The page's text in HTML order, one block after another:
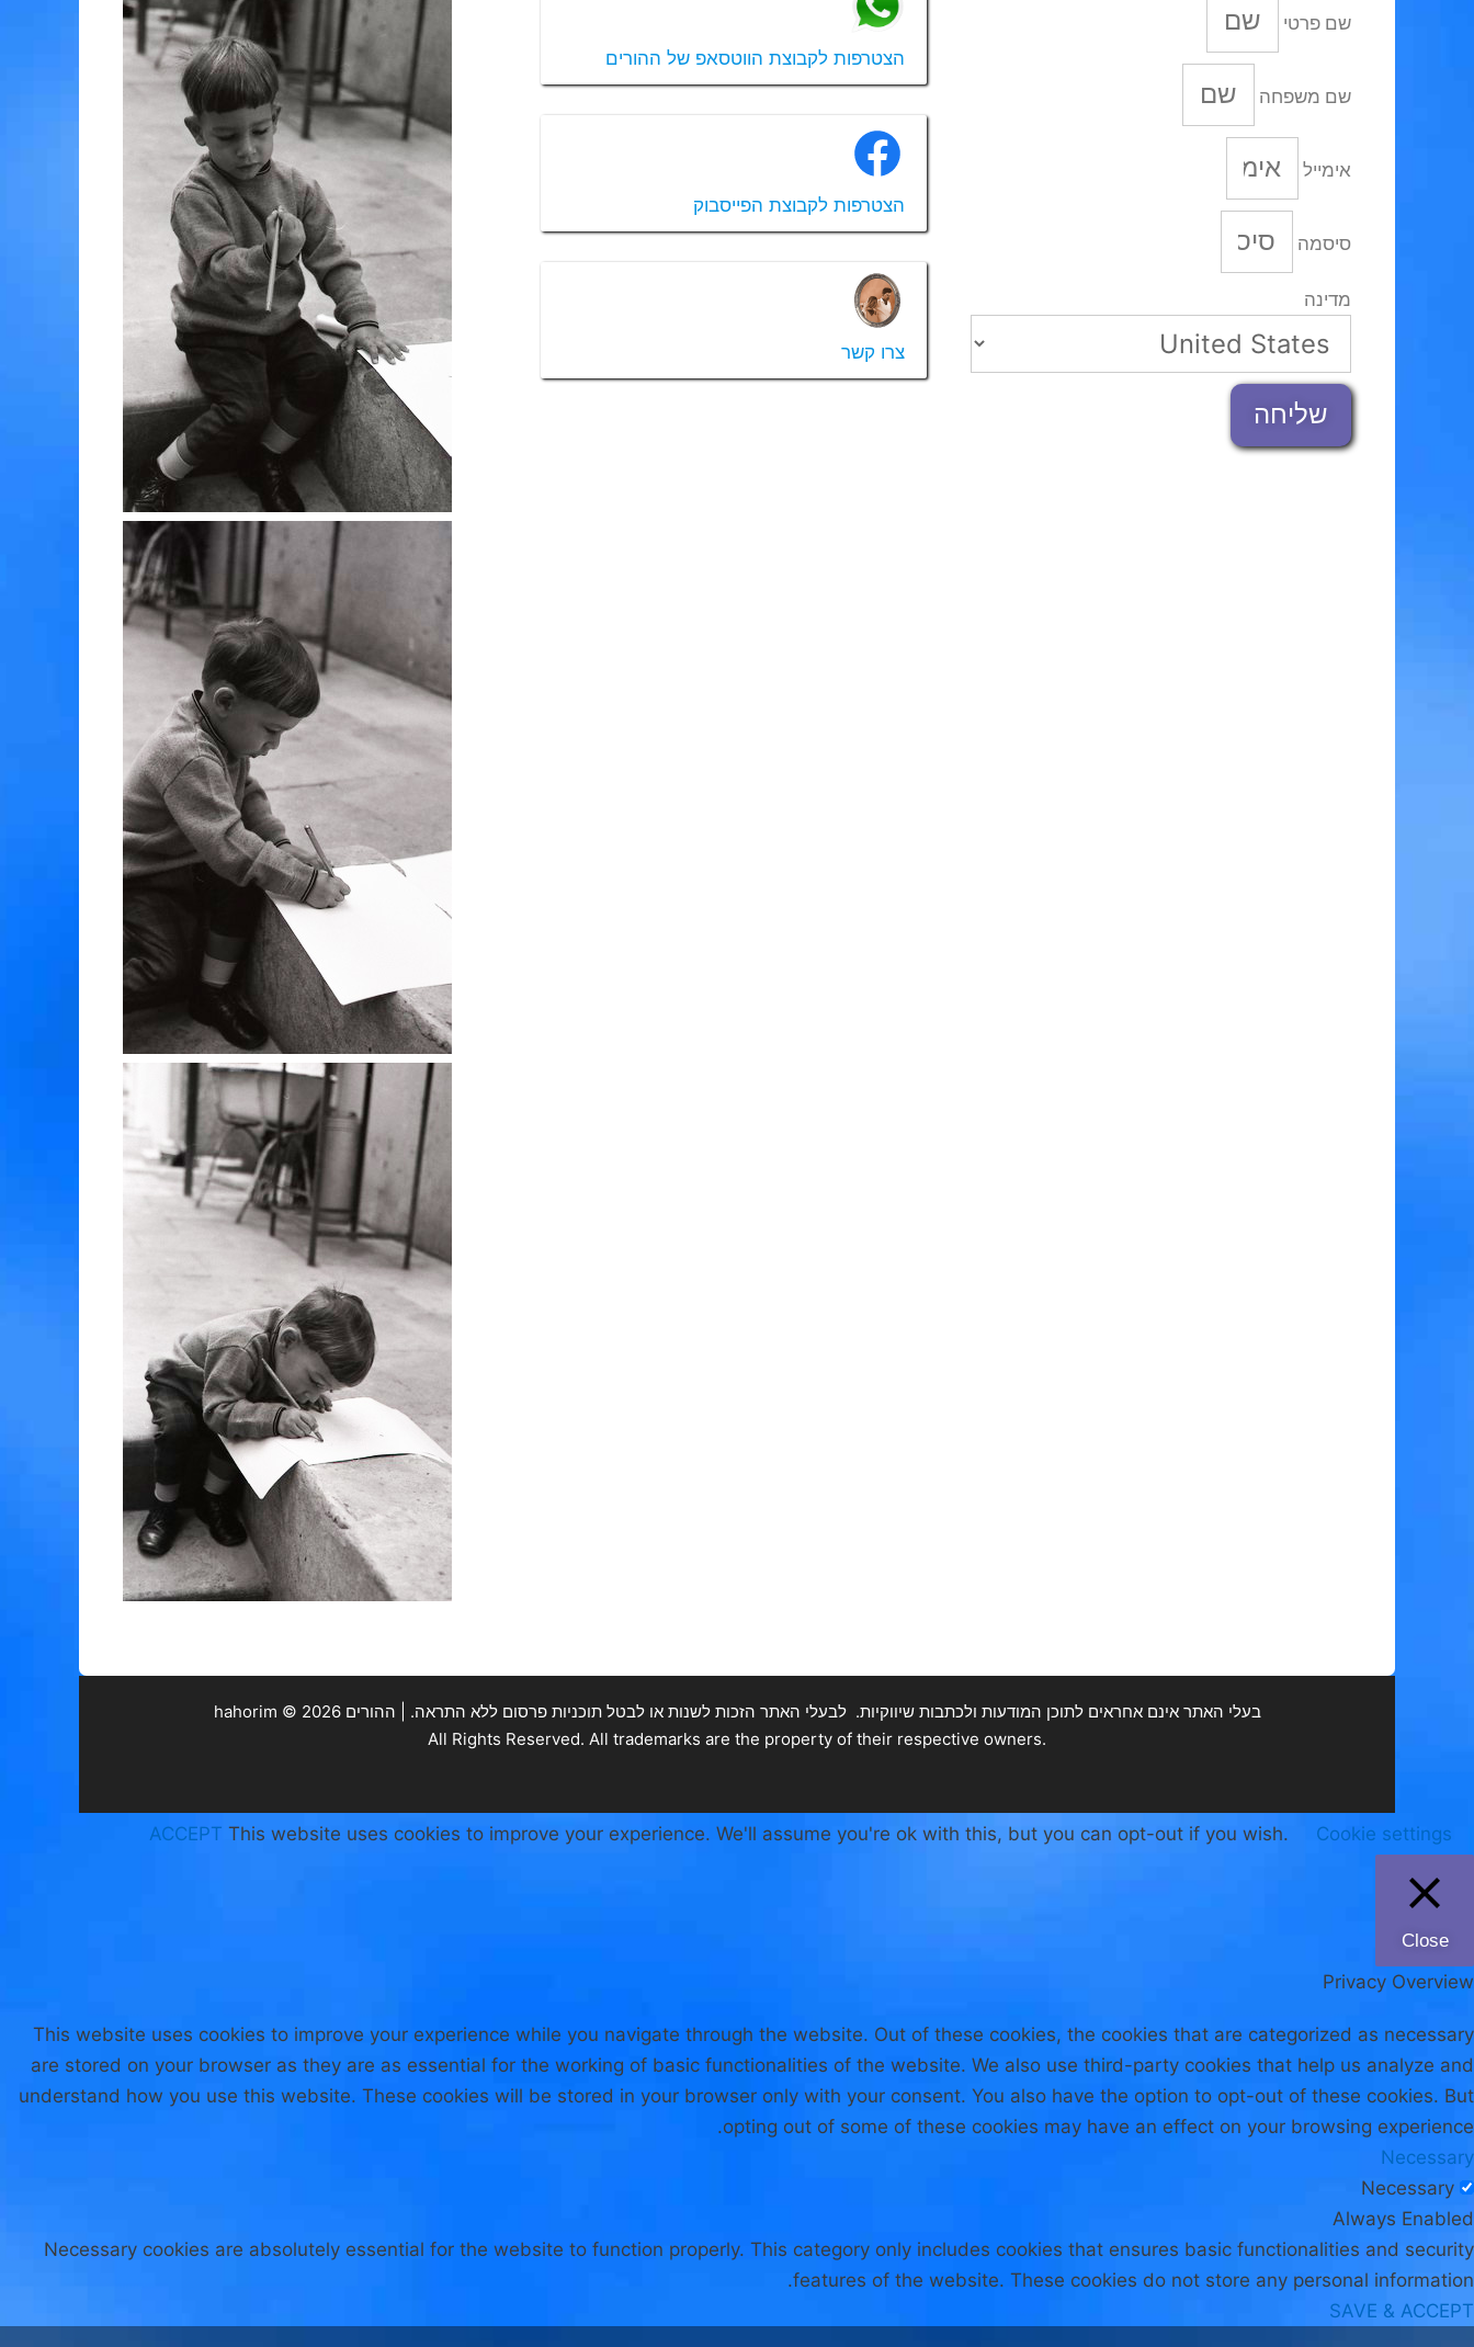
שם פרטי
שם משפחה
אימייל
סיסמה
מדינה
שליחה
הצטרפות לקבוצת הווטסאפ של ההורים
הצטרפות לקבוצת הפייסבוק
צרו קשר
בעלי האתר אינם אחראים לתוכן המודעות ולכתבות שיווקיות. לבעלי האתר הזכות לשנות או לבטל תוכניות פרסום ללא התראה. | ההורים hahorim ©2026
.All Rights Reserved. All trademarks are the property of their respective owners
This website uses cookies to improve your experience. We'll assume you're ok with this, but you can opt-out if you wish. Cookie settings
ACCEPT
Close
Privacy Overview
This website uses cookies to improve your experience while you navigate through the website. Out of these cookies, the cookies that are categorized as necessary
are stored on your browser as they are as essential for the working of basic functionalities of the website. We also use third-party cookies that help us analyze and
understand how you use this website. These cookies will be stored in your browser only with your consent. You also have the option to opt-out of these cookies. But
opting out of some of these cookies may have an effect on your browsing experience.
Necessary
Necessary
Always Enabled
Necessary cookies are absolutely essential for the website to function properly. This category only includes cookies that ensures basic functionalities and security
features of the website. These cookies do not store any personal information.
SAVE & ACCEPT